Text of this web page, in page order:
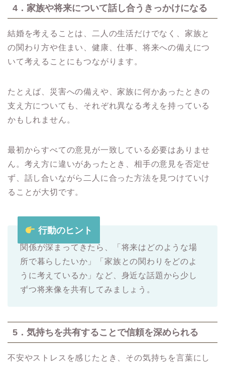
4．家族や将来について話し合うきっかけになる
結婚を考えることは、二人の生活だけでなく、家族と
の関わり方や住まい、健康、仕事、将来への備えにつ
いて考えることにもつながります。
たとえば、災害への備えや、家族に何かあったときの
支え方についても、それぞれ異なる考えを持っている
かもしれません。
最初からすべての意見が一致している必要はありませ
ん。考え方に違いがあったとき、相手の意見を否定せ
ず、話し合いながら二人に合った方法を見つけていけ
ることが大切です。
行動のヒント
関係が深まってきたら、「将来はどのような場
所で暮らしたいか」「家族との関わりをどのよ
うに考えているか」など、身近な話題から少し
ずつ将来像を共有してみましょう。
5．気持ちを共有することで信頼を深められる
不安やストレスを感じたとき、その気持ちを言葉にし